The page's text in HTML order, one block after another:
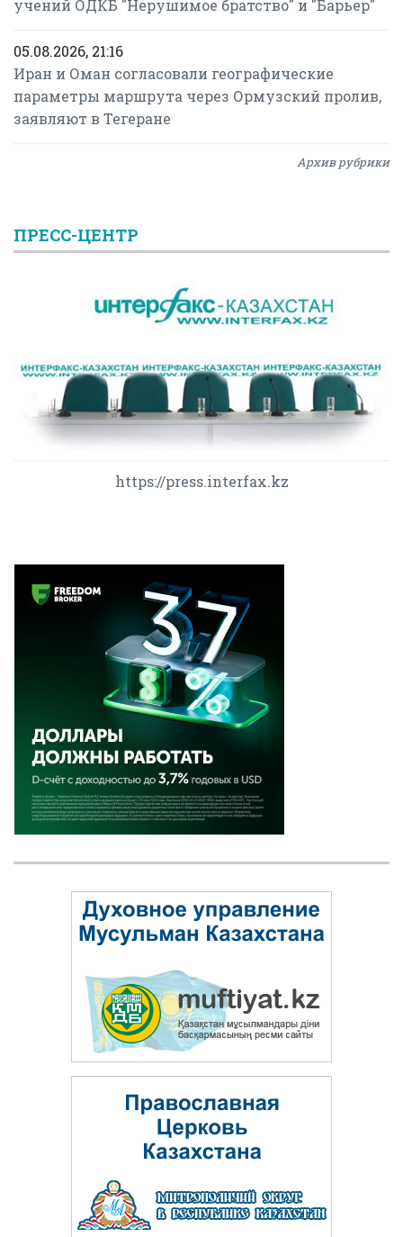
учений ОДКБ "Нерушимое братство" и "Барьер"
05.08.2026, 21:16
Иран и Оман согласовали географические
параметры маршрута через Ормузский пролив,
заявляют в Тегеране
Архив рубрики
ПРЕСС-ЦЕНТР
https://press.interfax.kz